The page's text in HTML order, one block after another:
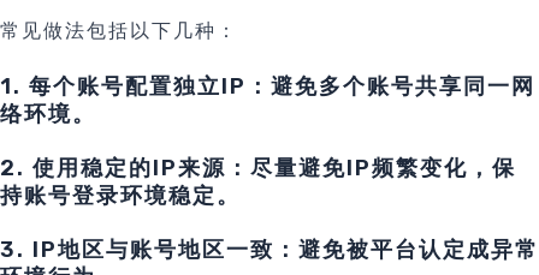
常见做法包括以下几种：
1. 每个账号配置独立IP： 避免多个账号共享同一网
络环境。
2. 使用稳定的IP来源： 尽量避免IP频繁变化，保
持账号登录环境稳定。
3. IP地区与账号地区一致： 避免被平台认定成异常